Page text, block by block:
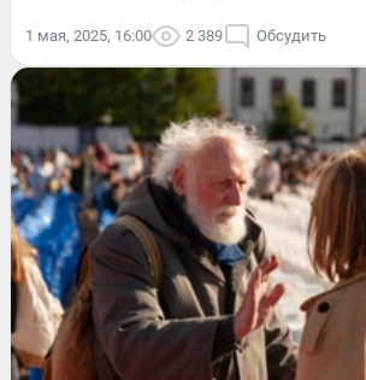
1 мая, 2025, 16:00 2 389 Обсудить